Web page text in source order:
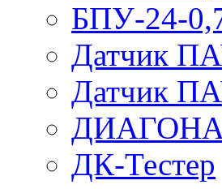
БПУ-24-
Датчик
Датчик
ДК-Тестер